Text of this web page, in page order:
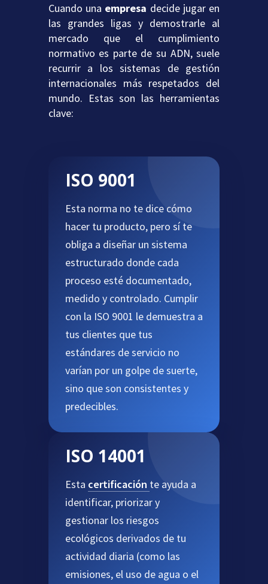
Cuando una empresa decide jugar en
las grandes ligas y demostrarle al
mercado que el cumplimiento
normativo es parte de su ADN, suele
recurrir a los sistemas de gestión
internacionales más respetados del
mundo. Estas son las herramientas
clave:
ISO 9001
Esta norma no te dice cómo
hacer tu producto, pero sí te
obliga a diseñar un sistema
estructurado donde cada
proceso esté documentado,
medido y controlado. Cumplir
con la ISO 9001 le demuestra a
tus clientes que tus
estándares de servicio no
varían por un golpe de suerte,
sino que son consistentes y
predecibles.
ISO 14001
Esta certificación te ayuda a
identificar, priorizar y
gestionar los riesgos
ecológicos derivados de tu
actividad diaria (como las
emisiones, el uso de agua o el